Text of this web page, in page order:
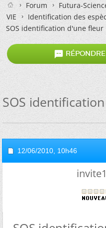
Forum
Futura-
VIE
Identification des
SOS identification d'une fleur

SOS
12/06/2010, 10h46